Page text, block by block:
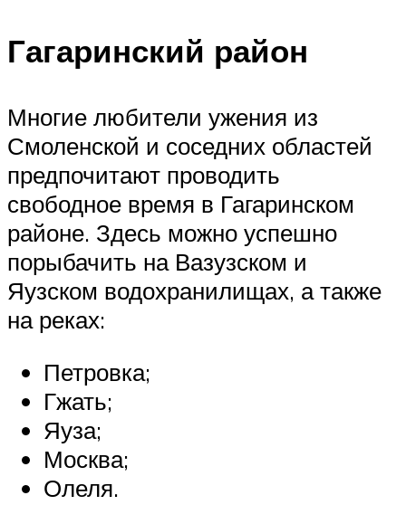
Гагаринский район
Многие любители ужения из
Смоленской и соседних областей
предпочитают проводить
свободное время в Гагаринском
районе. Здесь можно успешно
порыбачить на Вазузском и
Яузском водохранилищах, а также
на реках:
Петровка;
Гжать;
Яуза;
Москва;
Олеля.